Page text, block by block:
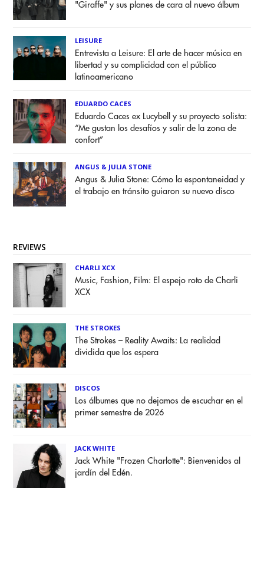
"Giraffe" y sus planes de cara al nuevo álbum
LEISURE
Entrevista a Leisure: El arte de hacer música en
libertad y su complicidad con el público
latinoamericano
EDUARDO CACES
Eduardo Caces ex Lucybell y su proyecto solista:
“Me gustan los desafíos y salir de la zona de
confort”
ANGUS & JULIA STONE
Angus & Julia Stone: Cómo la espontaneidad y
el trabajo en tránsito guiaron su nuevo disco
REVIEWS
CHARLI XCX
Music, Fashion, Film: El espejo roto de Charli
XCX
THE STROKES
The Strokes – Reality Awaits: La realidad
dividida que los espera
DISCOS
Los álbumes que no dejamos de escuchar en el
primer semestre de 2026
JACK WHITE
Jack White "Frozen Charlotte": Bienvenidos al
jardín del Edén.